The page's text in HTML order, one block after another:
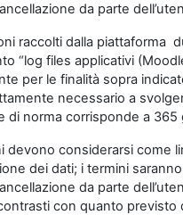
da parte
raccolti dalla piattaforma
“log files applicativi
per le finalità sopra
necessario a
di norma corrisponde a 365
devono considerarsi come
dei dati; i termini
da parte
con quanto previsto